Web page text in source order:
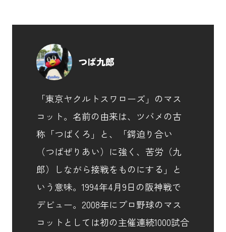
つば九郎
「東京ヤクルトスワローズ」のマス
コット。名前の由来は、ツバメの古
称「つばくろ」と、「鍔迫り合い
（つばぜりあい）に強く、苦労（九
郎）しながら接戦をものにする」と
いう意味。1994年4月9日の阪神戦で
デビュー。2008年にプロ野球のマス
コットとしては初の主催連続1000試合